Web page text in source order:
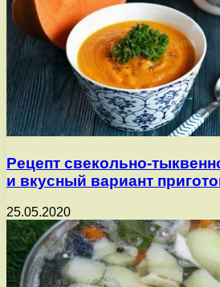
Рецепт свекольно-
и вкусный вариант
25.05.2020